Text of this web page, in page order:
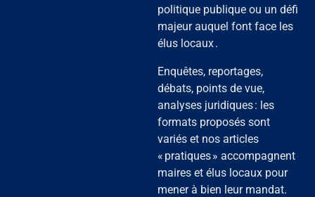
politique publique ou un défi
majeur auquel font face les
élus locaux .
Enquêtes, reportages,
débats, points de vue,
analyses juridiques : les
formats proposés sont
variés et nos articles
« pratiques » accompagnent
maires et élus locaux pour
mener à bien leur mandat.